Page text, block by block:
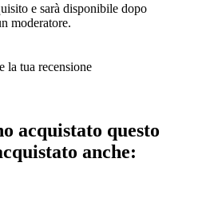
e sarà disponibile dopo
moderatore.
la tua recensione
acquistato questo
anche: